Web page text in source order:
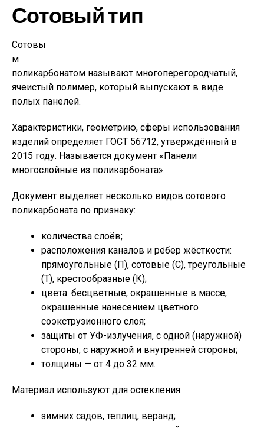
Сотовый тип
Сотовы
м
поликарбонатом называют многоперегородчатый,
ячеистый полимер, который выпускают в виде
полых панелей.
Характеристики, геометрию, сферы использования
изделий определяет ГОСТ 56712, утверждённый в
2015 году. Называется документ «Панели
многослойные из поликарбоната».
Документ выделяет несколько видов сотового
поликарбоната по признаку:
количества слоёв;
расположения каналов и рёбер жёсткости:
прямоугольные (П), сотовые (С), треугольные
(Т), крестообразные (К);
цвета: бесцветные, окрашенные в массе,
окрашенные нанесением цветного
соэкструзионного слоя;
защиты от УФ-излучения, с одной (наружной)
стороны, с наружной и внутренней стороны;
толщины — от 4 до 32 мм.
Материал используют для остекления:
зимних садов, теплиц, веранд;